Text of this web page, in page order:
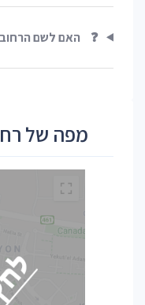
❓ האם לשם
מפה של